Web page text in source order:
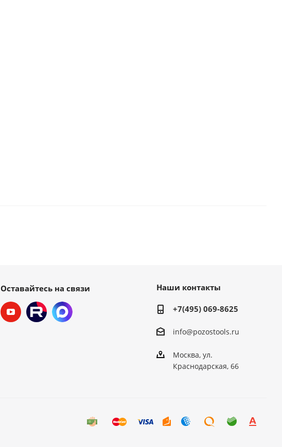
Оставайтесь на связи Наши контакты
+7(495) 069-8625
info@pozostools.ru
Москва, ул.
Краснодарская, 66